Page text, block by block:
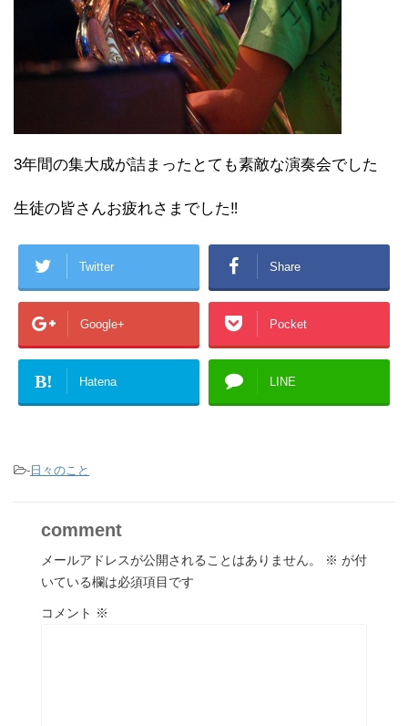
3年間の集大成が詰まったとても素敵な演奏会でした
生徒の皆さんお疲れさまでした‼
Twitter Share
Google+ Pocket
B! Hatena LINE
- 日々のこと
comment
メールアドレスが公開されることはありません。 ※ が付
いている欄は必須項目です
コメント ※